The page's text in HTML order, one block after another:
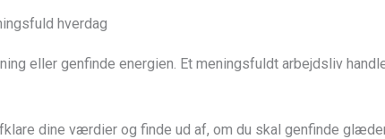
hverdag
eller genfinde energien. Et meningsfuldt arbejdsliv
dine værdier og finde ud af, om du skal genfinde